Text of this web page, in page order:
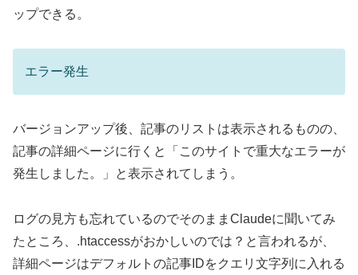
ップできる。
エラー発生
バージョンアップ後、記事のリストは表示されるものの、
記事の詳細ページに行くと「このサイトで重大なエラーが
発生しました。」と表示されてしまう。
ログの見方も忘れているのでそのままClaudeに聞いてみ
たところ、.htaccessがおかしいのでは？と言われるが、
詳細ページはデフォルトの記事IDをクエリ文字列に入れる